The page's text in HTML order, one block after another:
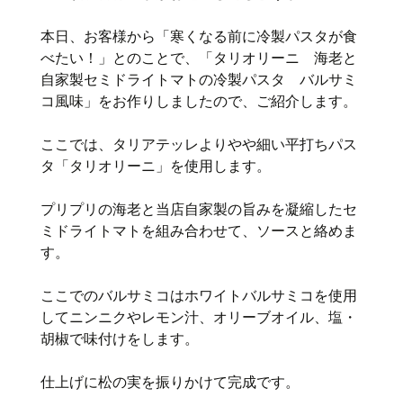
本日、お客様から「寒くなる前に冷製パスタが食
べたい！」とのことで、「タリオリーニ 海老と
自家製セミドライトマトの冷製パスタ バルサミ
コ風味」をお作りしましたので、ご紹介します。
ここでは、タリアテッレよりやや細い平打ちパス
タ「タリオリーニ」を使用します。
プリプリの海老と当店自家製の旨みを凝縮したセ
ミドライトマトを組み合わせて、ソースと絡めま
す。
ここでのバルサミコはホワイトバルサミコを使用
してニンニクやレモン汁、オリーブオイル、塩・
胡椒で味付けをします。
仕上げに松の実を振りかけて完成です。